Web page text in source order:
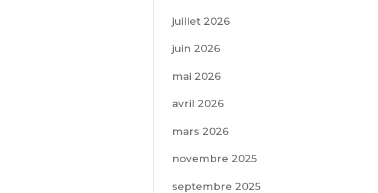
juillet 2026
juin 2026
mai 2026
avril 2026
mars 2026
novembre 2025
septembre 2025